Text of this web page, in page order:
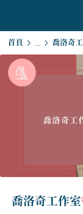
首頁 ... 喬洛奇
喬洛奇工作室